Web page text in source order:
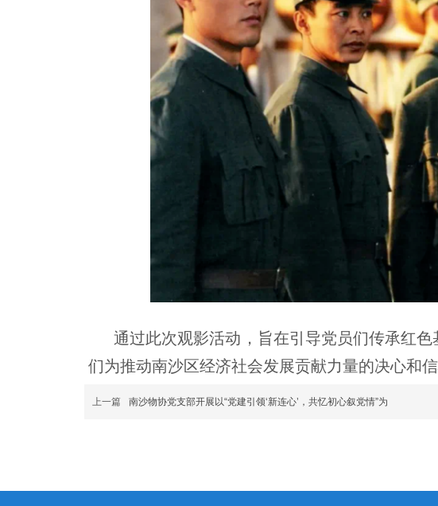
通过此次观影活动，旨在引导党员们传承红
们为推动南沙区经济社会发展贡献力量的决心和信
上一篇 南沙物协党支部开展以“党建引领‘新连心’，共忆初心叙党情”为